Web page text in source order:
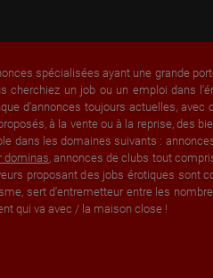
spécialisées ayant une grande
cherchiez un job ou un emploi dans
d'annonces toujours actuelles,
à la vente ou à la reprise, des
dans les domaines suivants :
dominas, annonces de clubs tout
proposant des jobs érotiques sont
sert d'entremetteur entre les
qui va avec / la maison close !